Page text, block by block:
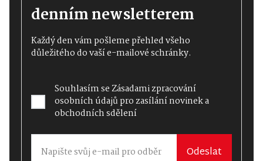
denním newsletterem
Každý den vám pošleme přehled všeho
důležitého do vaší e-mailové schránky.
Souhlasím seZásadami zpracování
osobních údajůpro zasílání novinek a
obchodních sdělení
Odeslat